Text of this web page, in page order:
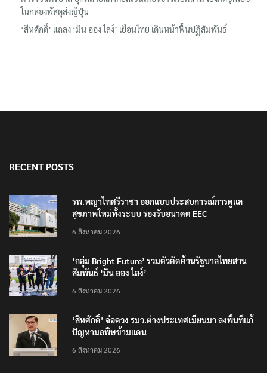
ในกล่องพัสดุส่งญี่ปุ่น
‘สีหศักดิ์’ แถลง ‘มิน ออง ไลง์’ เยือนไทย เดินหน้าฟื้นปฏิสัมพันธ์
RECENT POSTS
รพ.พญาไทศรีราชา ออกแบบประสบการณ์การดูแล
สุขภาพใหม่ทั้งระบบ รองรับอนาคต EEC
6 สิงหาคม 2026
‘กลุ่ม Bright Future’ รวมตัวคัดค้านรัฐบาลไทยสาน
สัมพันธ์ ‘มิน ออง ไลง์’
6 สิงหาคม 2026
‘สีหศักดิ์’ จ่อควง รมว.ต่างประเทศเมียนมา ลงพื้นที่แก้
ปัญหามลพิษข้ามแดน
6 สิงหาคม 2026